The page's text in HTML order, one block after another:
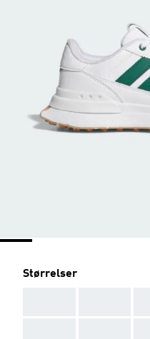
Størrelser